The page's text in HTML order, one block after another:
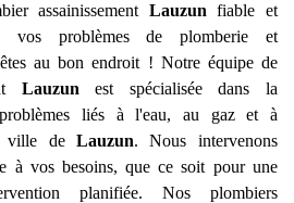
assainissement Lauzun fiable et
vos problèmes de plomberie et
êtes au bon endroit ! Notre équipe de
Lauzun est spécialisée dans la
liés à l'eau, au gaz et à
ville de Lauzun. Nous intervenons
à vos besoins, que ce soit pour une
planifiée. Nos plombiers